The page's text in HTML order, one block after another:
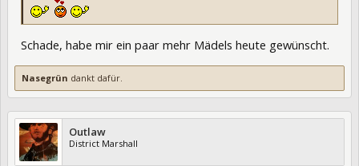
Schade, habe mir ein paar mehr Mädels heute gewünscht.
Nasegrün dankt dafür.
Outlaw
District Marshall